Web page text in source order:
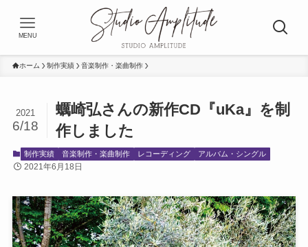
MENU
ホーム 制作実績 音楽制作・楽曲制作
蠣崎弘さんの新作CD『uKa』を制
作しました
2021
6/18
制作実績 音楽制作・楽曲制作 レコーディング アルバム・シングル
2021年6月18日